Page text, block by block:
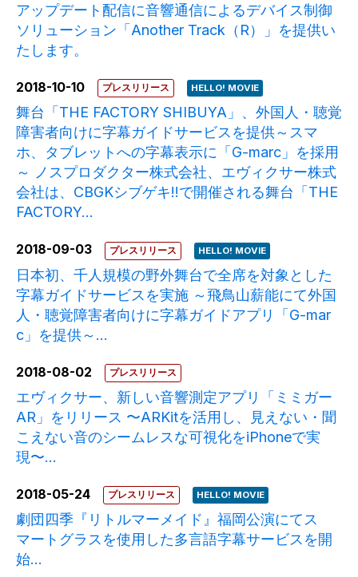
アップデート配信に音響通信によるデバイス制御
ソリューション「Another Track（R）」を提供い
たします。
2018-10-10 プレスリリース HELLO! MOVIE
舞台「THE FACTORY SHIBUYA」、外国人・聴覚
障害者向けに字幕ガイドサービスを提供～スマ
ホ、タブレットへの字幕表示に「G-marc」を採用
～ ノスプロダクター株式会社、エヴィクサー株式
会社は、CBGKシブゲキ!!で開催される舞台「THE
FACTORY...
2018-09-03 プレスリリース HELLO! MOVIE
日本初、千人規模の野外舞台で全席を対象とした
字幕ガイドサービスを実施 ～飛鳥山薪能にて外国
人・聴覚障害者向けに字幕ガイドアプリ「G-mar
c」を提供～...
2018-08-02 プレスリリース
エヴィクサー、新しい音響測定アプリ「ミミガー
AR」をリリース 〜ARKitを活用し、見えない・聞
こえない音のシームレスな可視化をiPhoneで実
現〜...
2018-05-24 プレスリリース HELLO! MOVIE
劇団四季『リトルマーメイド』福岡公演にてス
マートグラスを使用した多言語字幕サービスを開
始...